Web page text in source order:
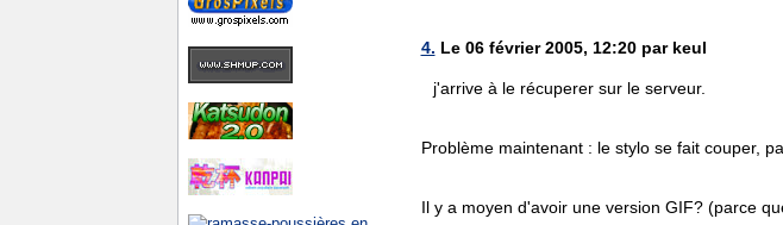
4. Le 06 février 2005, 12:20 par keul
j'arrive à le récuperer sur le serveur.
Problème maintenant : le stylo se fait couper,
Il y a moyen d'avoir une version GIF? (parce